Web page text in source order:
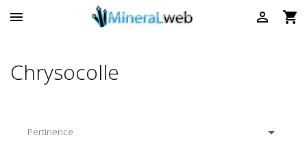
 

Chrysocolle
Pertinence 